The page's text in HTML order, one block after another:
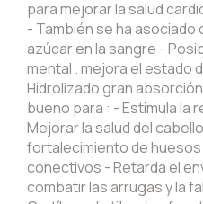
para mejorar la salud
- También se ha asociado
azúcar en la sangre -
mental . mejora el estado
Hidrolizado gran
bueno para : - Estimula la
Mejorar la salud del
fortalecimiento de
conectivos - Retarda el
combatir las arrugas y la